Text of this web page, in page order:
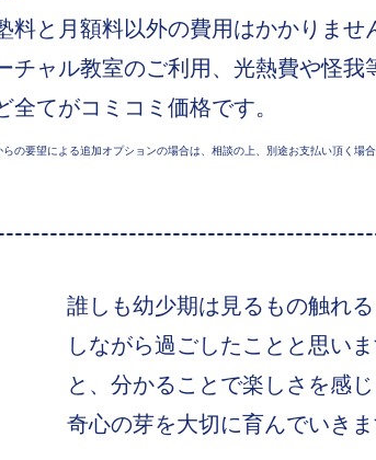
料と月額料以外の費用はかかりませ
チャル教室のご利用、光熱費や怪我
全てがコミコミ価格です。
らの要望による追加オプションの場合は、相談の上、別途お支払い頂く場合
誰しも幼少期は見るもの触れ
しながら過ごしたことと思い
と、分かることで楽しさを感
奇心の芽を大切に育んでいきま